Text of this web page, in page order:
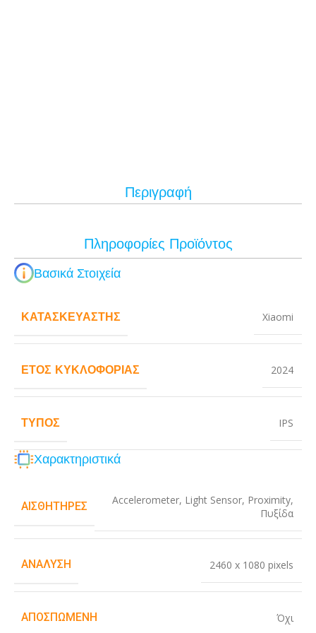
Περιγραφή
Πληροφορίες Προϊόντος
Βασικά Στοιχεία
ΚΑΤΑΣΚΕΥΑΣΤΉΣ Xiaomi
ΈΤΟΣ ΚΥΚΛΟΦΟΡΊΑΣ 2024
ΤΎΠΟΣ IPS
Χαρακτηριστικά
ΑΙΣΘΗΤΉΡΕΣ Accelerometer, Light Sensor, Proximity,
Πυξίδα
ΑΝΆΛΥΣΗ 2460 x 1080 pixels
ΑΠΟΣΠΏΜΕΝΗ Όχι